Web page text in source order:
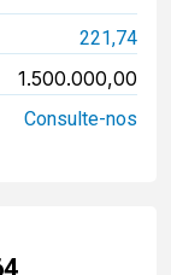
221,74
1.500.000,00
Consulte-nos